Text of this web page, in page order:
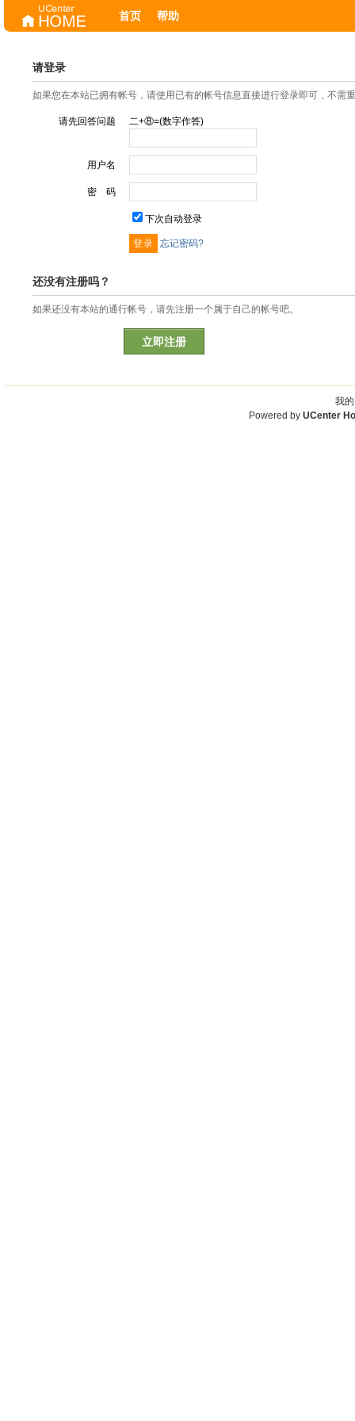
首页 帮助
请登录
如果您在本站已拥有帐号，请使用已有的帐号信息直接进行登录即可，不需
请先回答问题 二+⑧=(数字作答)
用户名
密 码
下次自动登录
忘记密码?
还没有注册吗？
如果还没有本站的通行帐号，请先注册一个属于自己的帐号吧。
立即注册
我
Powered by UCenter